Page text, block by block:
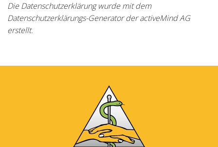
Die Datenschutzerklärung wurde mit dem
Datenschutzerklärungs-Generator der activeMind AG
erstellt.